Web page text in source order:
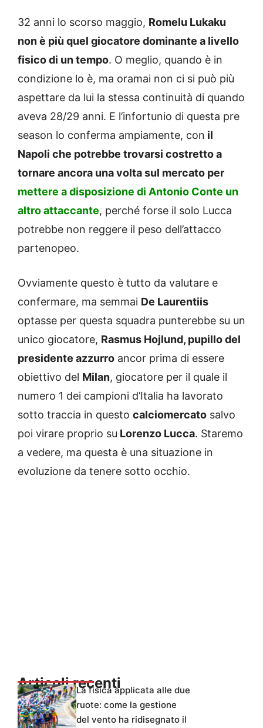
32 anni lo scorso maggio, Romelu Lukaku
non è più quel giocatore dominante a livello
fisico di un tempo. O meglio, quando è in
condizione lo è, ma oramai non ci si può più
aspettare da lui la stessa continuità di quando
aveva 28/29 anni. E l’infortunio di questa pre
season lo conferma ampiamente, con il
Napoli che potrebbe trovarsi costretto a
tornare ancora una volta sul mercato per
mettere a disposizione di Antonio Conte un
altro attaccante, perché forse il solo Lucca
potrebbe non reggere il peso dell’attacco
partenopeo.
Ovviamente questo è tutto da valutare e
confermare, ma semmai De Laurentiis
optasse per questa squadra punterebbe su un
unico giocatore, Rasmus Hojlund, pupillo del
presidente azzurro ancor prima di essere
obiettivo del Milan, giocatore per il quale il
numero 1 dei campioni d’Italia ha lavorato
sotto traccia in questo calciomercato salvo
poi virare proprio su Lorenzo Lucca. Staremo
a vedere, ma questa è una situazione in
evoluzione da tenere sotto occhio.
Articoli recentiLa fisica applicata alle due
ruote: come la gestione
del vento ha ridisegnato il